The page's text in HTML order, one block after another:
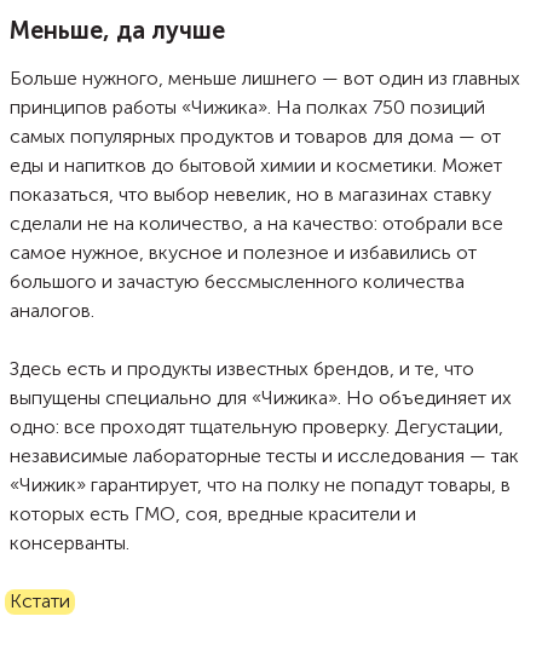
Меньше, да лучше
Больше нужного, меньше лишнего — вот один из главных
принципов работы «Чижика». На полках 750 позиций
самых популярных продуктов и товаров для дома — от
еды и напитков до бытовой химии и косметики. Может
показаться, что выбор невелик, но в магазинах ставку
сделали не на количество, а на качество: отобрали все
самое нужное, вкусное и полезное и избавились от
большого и зачастую бессмысленного количества
аналогов.
Здесь есть и продукты известных брендов, и те, что
выпущены специально для «Чижика». Но объединяет их
одно: все проходят тщательную проверку. Дегустации,
независимые лабораторные тесты и исследования — так
«Чижик» гарантирует, что на полку не попадут товары, в
которых есть ГМО, соя, вредные красители и
консерванты.
Кстати